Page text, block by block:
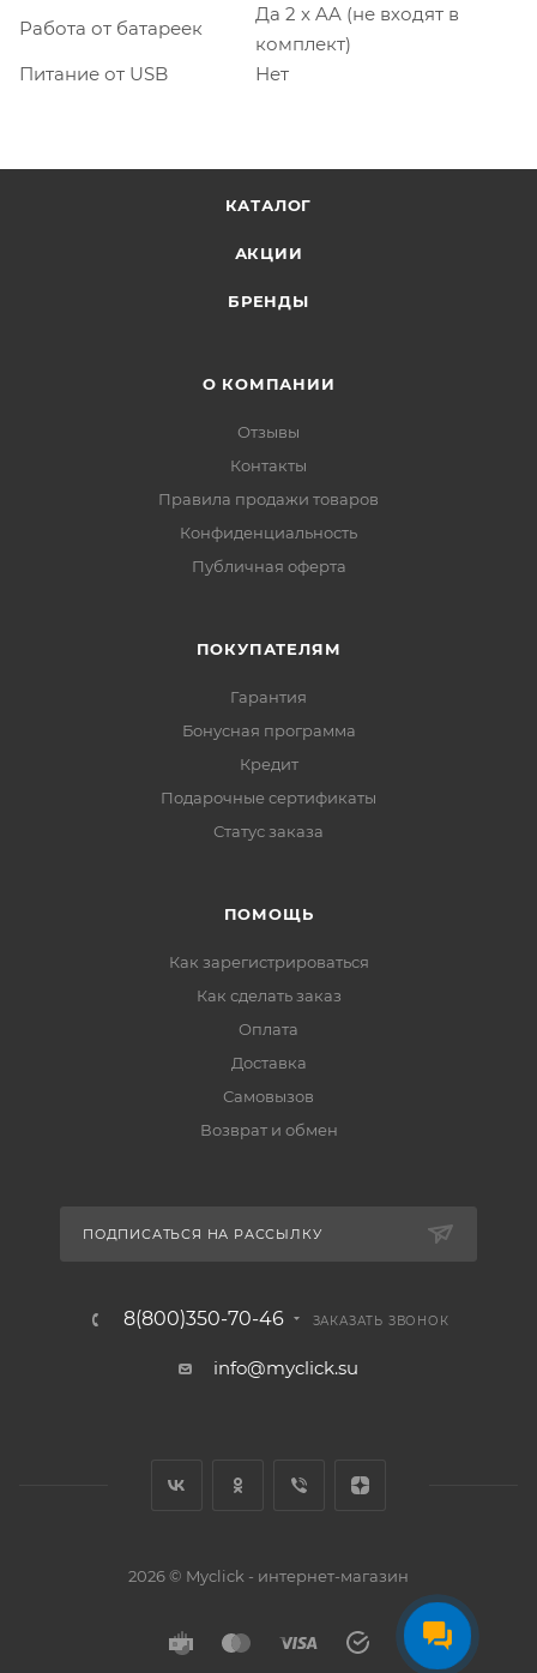
Работа от батареек
Да 2 x AA (не входят в
комплект)
Питание от USB
Нет
КАТАЛОГ
АКЦИИ
БРЕНДЫ
О КОМПАНИИ
Отзывы
Контакты
Правила продажи товаров
Конфиденциальность
Публичная оферта
ПОКУПАТЕЛЯМ
Гарантия
Бонусная программа
Кредит
Подарочные сертификаты
Статус заказа
ПОМОЩЬ
Как зарегистрироваться
Как сделать заказ
Оплата
Доставка
Самовызов
Возврат и обмен
ПОДПИСАТЬСЯ НА РАССЫЛКУ
8(800)350-70-46 ЗАКАЗАТЬ ЗВОНОК
info@myclick.su
2026 © Myclick - интернет-магазин